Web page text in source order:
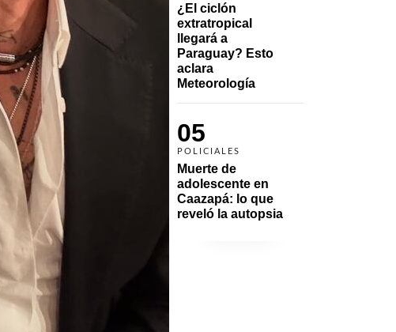
¿El ciclón
extratropical
llegará a
Paraguay? Esto
aclara
Meteorología
05
POLICIALES
Muerte de
adolescente en
Caazapá: lo que
reveló la autopsia